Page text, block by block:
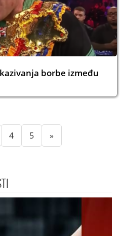
borbe između
4(current)
5(current)
»